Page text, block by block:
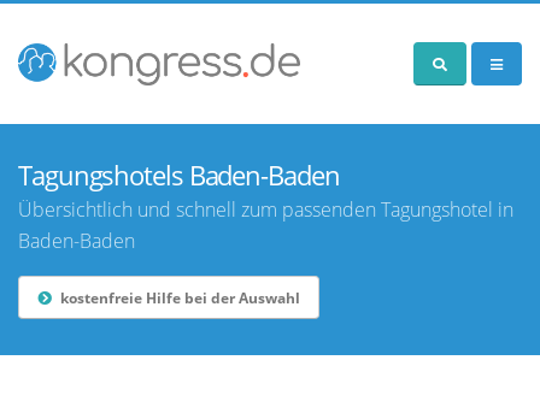
Tagungshotels Baden-Baden
Übersichtlich und schnell zum passenden Tagungshotel in
Baden-Baden
kostenfreie Hilfe bei der Auswahl